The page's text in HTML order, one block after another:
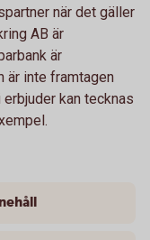
när det gäller
AB är
är
är inte framtagen
kan tecknas